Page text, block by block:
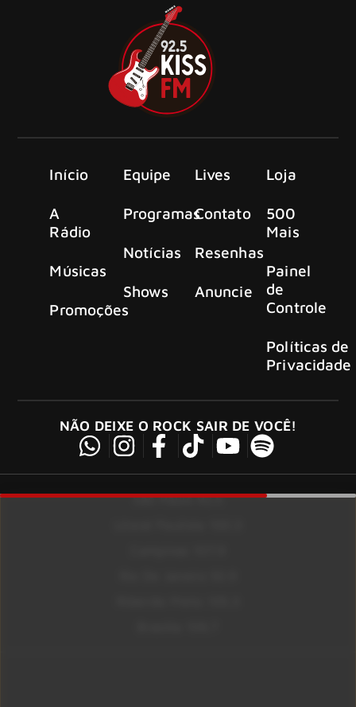
Início
A
Rádio
Músicas
Promoções
Equipe
Programas
Notícias
Shows
Lives
Contato
Resenhas
Anuncie
Loja
500
Mais
Painel
de
Controle
Políticas de
Privacidade
NÃO DEIXE O ROCK SAIR DE VOCÊ!
São Paulo 92.5